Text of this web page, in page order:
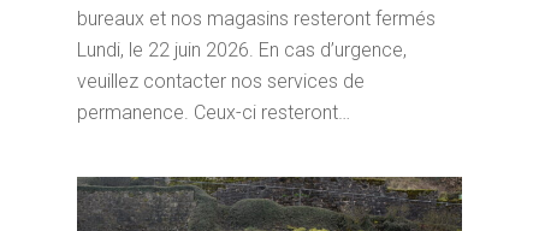
bureaux et nos magasins resteront fermés
Lundi, le 22 juin 2026. En cas d’urgence,
veuillez contacter nos services de
permanence. Ceux-ci resteront…